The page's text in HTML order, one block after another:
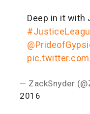
Deep in it with
— ZackSnyder
2016